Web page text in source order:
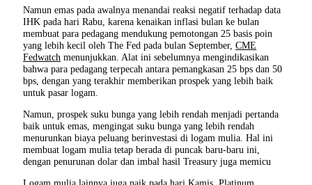
Namun emas pada awalnya menandai reaksi negatif terhadap data
IHK pada hari Rabu, karena kenaikan inflasi bulan ke bulan
membuat para pedagang mendukung pemotongan 25 basis poin
yang lebih kecil oleh The Fed pada bulan September,CME
Fedwatch menunjukkan. Alat ini sebelumnya mengindikasikan
bahwa para pedagang terpecah antara pemangkasan 25 bps dan 50
bps, dengan yang terakhir memberikan prospek yang lebih baik
untuk pasar logam.
Namun, prospek suku bunga yang lebih rendah menjadi pertanda
baik untuk emas, mengingat suku bunga yang lebih rendah
menurunkan biaya peluang berinvestasi di logam mulia. Hal ini
membuat logam mulia tetap berada di puncak baru-baru ini,
dengan penurunan dolar dan imbal hasil Treasury juga memicu